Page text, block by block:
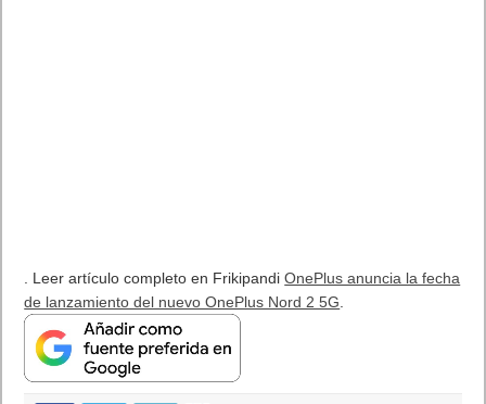
. Leer artículo completo en FrikipandiOnePlus anuncia la fecha
de lanzamiento del nuevo OnePlus Nord 2 5G.